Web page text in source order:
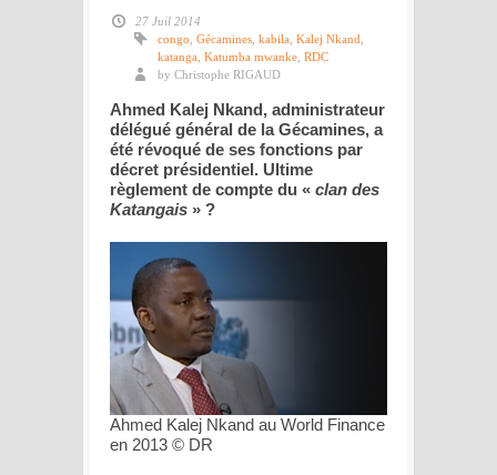
27 Juil 2014
congo Gécamines kabila Kalej Nkand
katanga Katumba mwanke RDC
by Christophe RIGAUD
Ahmed Kalej Nkand, administrateur
délégué général de la Gécamines, a
été révoqué de ses fonctions par
décret présidentiel. Ultime
règlement de compte du « clan des
Katangais » ?
Ahmed Kalej Nkand au World Finance
en 2013 © DR